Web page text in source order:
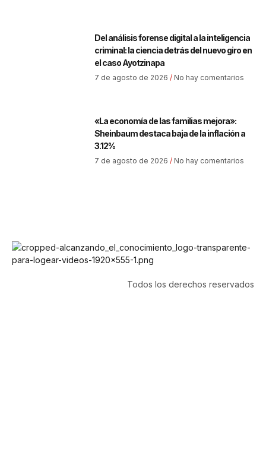
Del análisis forense digital a la inteligencia
criminal: la ciencia detrás del nuevo giro en
el caso Ayotzinapa
7 de agosto de 2026 No hay comentarios
«La economía de las familias mejora»:
Sheinbaum destaca baja de la inflación a
3.12%
7 de agosto de 2026 No hay comentarios
Todos los derechos reservados